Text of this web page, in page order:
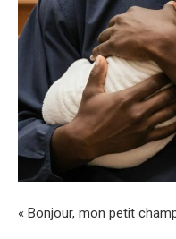
« Bonjour, mon petit